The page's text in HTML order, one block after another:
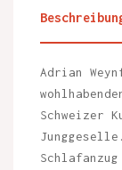
Adrian
Schweizer